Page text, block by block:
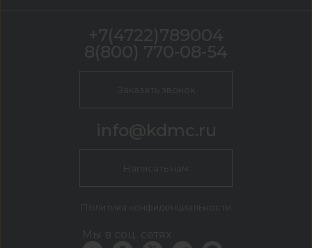
+7(4722)789004
8(800) 770-08-54
Заказать звонок
info@kdmc.ru
Написать нам
Политика конфиденциальности
Мы в соц. сетях